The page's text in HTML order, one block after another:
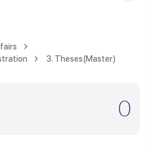
3. Theses(Master)
0